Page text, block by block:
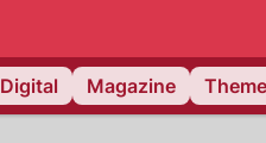
Digital Magazine